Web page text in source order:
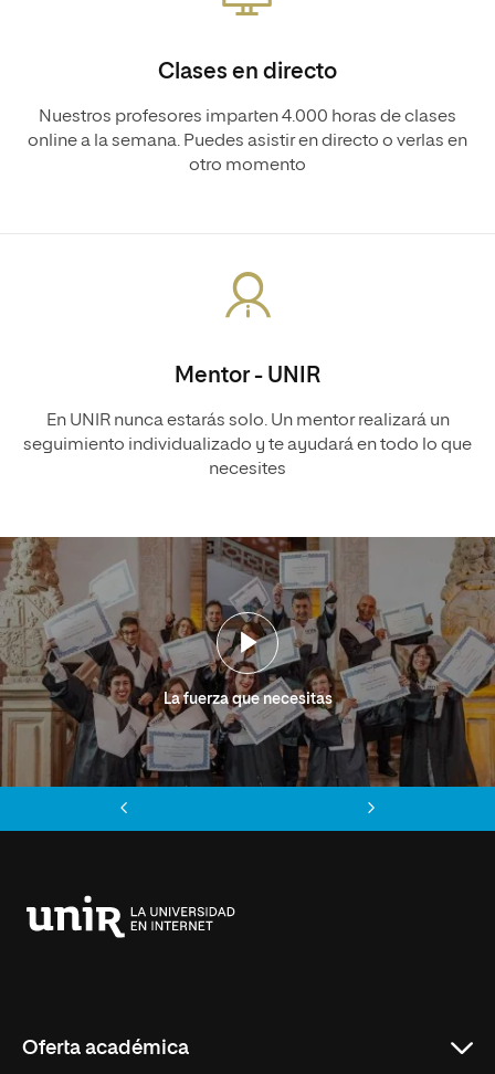
Clases en directo
Nuestros profesores imparten 4.000 horas de clases
online a la semana. Puedes asistir en directo o verlas en
otro momento
Mentor - UNIR
En UNIR nunca estarás solo. Un mentor realizará un
seguimiento individualizado y te ayudará en todo lo que
necesites
La fuerza que necesitas
Oferta académica